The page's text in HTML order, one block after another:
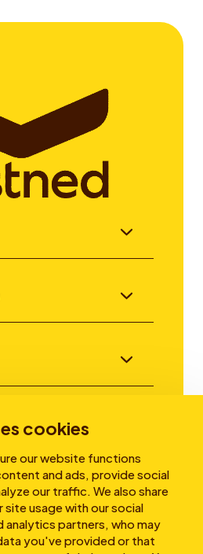
cookies
our website functions
and ads, provide social
our traffic. We also share
usage with our social
analytics partners, who may
you've provided or that